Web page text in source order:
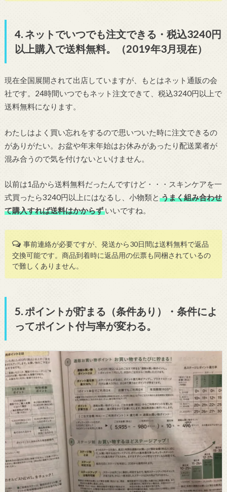
4. ネットでいつでも注文できる・税込3240円
以上購入で送料無料。（2019年3月現在）
現在全国展開されて出店していますが、もとはネット通販の会
社です。24時間いつでもネット注文できて、税込3240円以上で
送料無料になります。
わたしはよく買い忘れをするので思いついた時に注文できるの
がありがたい。お盆や年末年始はお休みがあったり配送業者が
混み合うので気を付けないといけません。
以前は1品から送料無料だったんですけど・・・スキンケアを一
式買ったら3240円以上にはなるし、小物類と うまく組み合わせ
て購入すれば送料はかからずいいですね。
事前連絡が必要ですが、発送から30日間は送料無料で返品
交換可能です。商品到着時に返品用の伝票も同梱されているの
で難しくありません。
5. ポイントが貯まる（条件あり）・条件によ
ってポイント付与率が変わる。